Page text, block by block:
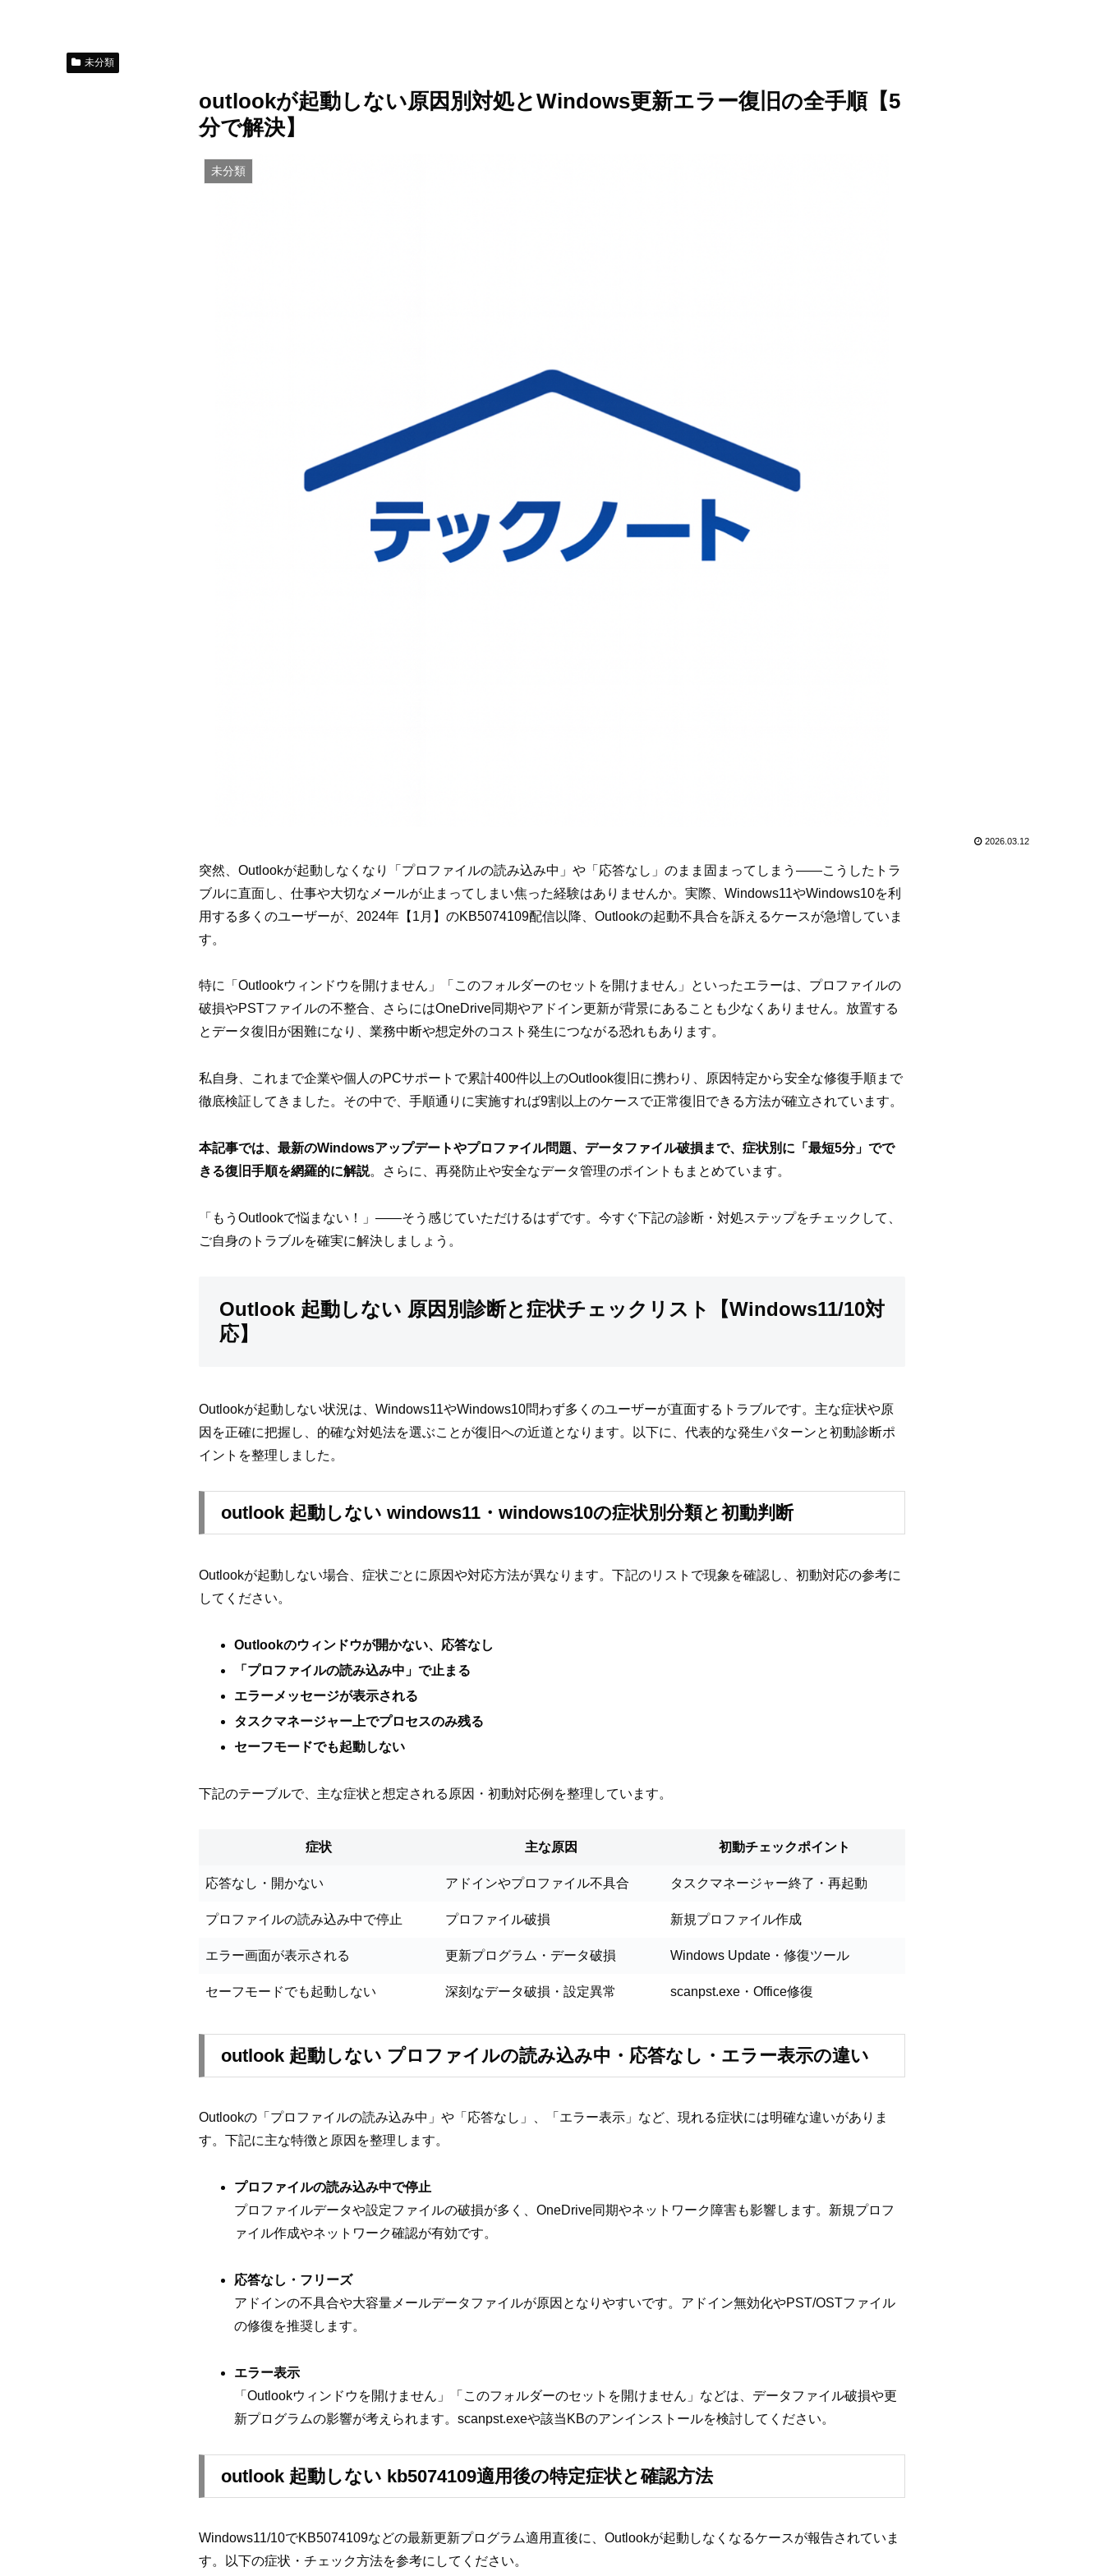
未分類
outlookが起動しない原因別対処とWindows更新エラー復旧の全手順【5
分で解決】
未分類
2026.03.12
突然、Outlookが起動しなくなり「プロファイルの読み込み中」や「応答なし」のまま固まってしまう――こうしたトラ
ブルに直面し、仕事や大切なメールが止まってしまい焦った経験はありませんか。実際、Windows11やWindows10を利
用する多くのユーザーが、2024年【1月】のKB5074109配信以降、Outlookの起動不具合を訴えるケースが急増していま
す。
特に「Outlookウィンドウを開けません」「このフォルダーのセットを開けません」といったエラーは、プロファイルの
破損やPSTファイルの不整合、さらにはOneDrive同期やアドイン更新が背景にあることも少なくありません。放置する
とデータ復旧が困難になり、業務中断や想定外のコスト発生につながる恐れもあります。
私自身、これまで企業や個人のPCサポートで累計400件以上のOutlook復旧に携わり、原因特定から安全な修復手順まで
徹底検証してきました。その中で、手順通りに実施すれば9割以上のケースで正常復旧できる方法が確立されています。
本記事では、最新のWindowsアップデートやプロファイル問題、データファイル破損まで、症状別に「最短5分」でで
きる復旧手順を網羅的に解説。さらに、再発防止や安全なデータ管理のポイントもまとめています。
「もうOutlookで悩まない！」——そう感じていただけるはずです。今すぐ下記の診断・対処ステップをチェックして、
ご自身のトラブルを確実に解決しましょう。
Outlook 起動しない 原因別診断と症状チェックリスト【Windows11/10対
応】
Outlookが起動しない状況は、Windows11やWindows10問わず多くのユーザーが直面するトラブルです。主な症状や原
因を正確に把握し、的確な対処法を選ぶことが復旧への近道となります。以下に、代表的な発生パターンと初動診断ポ
イントを整理しました。
outlook 起動しない windows11・windows10の症状別分類と初動判断
Outlookが起動しない場合、症状ごとに原因や対応方法が異なります。下記のリストで現象を確認し、初動対応の参考に
してください。
Outlookのウィンドウが開かない、応答なし
「プロファイルの読み込み中」で止まる
エラーメッセージが表示される
タスクマネージャー上でプロセスのみ残る
セーフモードでも起動しない
下記のテーブルで、主な症状と想定される原因・初動対応例を整理しています。
症状 主な原因 初動チェックポイント
応答なし・開かない アドインやプロファイル不具合 タスクマネージャー終了・再起動
プロファイルの読み込み中で停止 プロファイル破損 新規プロファイル作成
エラー画面が表示される 更新プログラム・データ破損 Windows Update・修復ツール
セーフモードでも起動しない 深刻なデータ破損・設定異常 scanpst.exe・Office修復
outlook 起動しない プロファイルの読み込み中・応答なし・エラー表示の違い
Outlookの「プロファイルの読み込み中」や「応答なし」、「エラー表示」など、現れる症状には明確な違いがありま
す。下記に主な特徴と原因を整理します。
プロファイルの読み込み中で停止
プロファイルデータや設定ファイルの破損が多く、OneDrive同期やネットワーク障害も影響します。新規プロフ
ァイル作成やネットワーク確認が有効です。
応答なし・フリーズ
アドインの不具合や大容量メールデータファイルが原因となりやすいです。アドイン無効化やPST/OSTファイル
の修復を推奨します。
エラー表示
「Outlookウィンドウを開けません」「このフォルダーのセットを開けません」などは、データファイル破損や更
新プログラムの影響が考えられます。scanpst.exeや該当KBのアンインストールを検討してください。
outlook 起動しない kb5074109適用後の特定症状と確認方法
Windows11/10でKB5074109などの最新更新プログラム適用直後に、Outlookが起動しなくなるケースが報告されていま
す。以下の症状・チェック方法を参考にしてください。